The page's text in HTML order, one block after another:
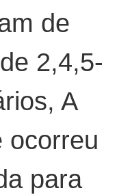
de
2,4,5-
A
ocorreu
para